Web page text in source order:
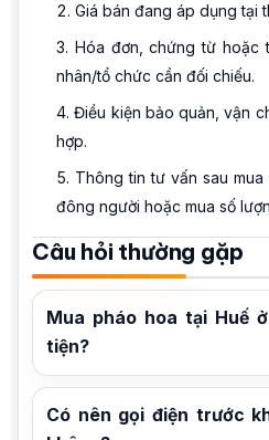
Giá bán đang áp dụng tại
Hóa đơn, chứng từ hoặc
nhân/tổ chức cần đối chiếu.
Điều kiện bảo quản, vận
hợp.
Thông tin tư vấn sau
đông người hoặc mua số
Câu hỏi thường gặp
Mua pháo hoa tại Huế
tiện?
Có nên gọi điện trước